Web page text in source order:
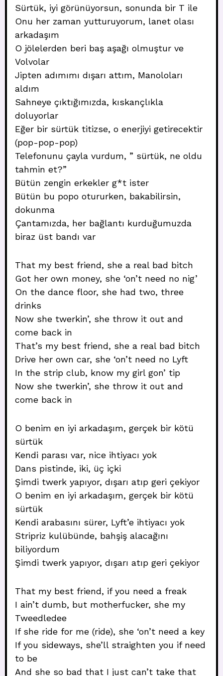
Sürtük, iyi görünüyorsun, sonunda bir T ile
Onu her zaman yutturuyorum, lanet olası
arkadaşım
O jölelerden beri baş aşağı olmuştur ve
Volvolar
Jipten adımımı dışarı attım, Manoloları
aldım
Sahneye çıktığımızda, kıskançlıkla
doluyorlar
Eğer bir sürtük titizse, o enerjiyi getirecektir
(pop-pop-pop)
Telefonunu çayla vurdum, ” sürtük, ne oldu
tahmin et?”
Bütün zengin erkekler g*t ister
Bütün bu popo otururken, bakabilirsin,
dokunma
Çantamızda, her bağlantı kurduğumuzda
biraz üst bandı var
That my best friend, she a real bad bitch
Got her own money, she ‘on’t need no nig’
On the dance floor, she had two, three
drinks
Now she twerkin’, she throw it out and
come back in
That’s my best friend, she a real bad bitch
Drive her own car, she ‘on’t need no Lyft
In the strip club, know my girl gon’ tip
Now she twerkin’, she throw it out and
come back in
O benim en iyi arkadaşım, gerçek bir kötü
sürtük
Kendi parası var, nice ihtiyacı yok
Dans pistinde, iki, üç içki
Şimdi twerk yapıyor, dışarı atıp geri çekiyor
O benim en iyi arkadaşım, gerçek bir kötü
sürtük
Kendi arabasını sürer, Lyft’e ihtiyacı yok
Stripriz kulübünde, bahşiş alacağını
biliyordum
Şimdi twerk yapıyor, dışarı atıp geri çekiyor
That my best friend, if you need a freak
I ain’t dumb, but motherfucker, she my
Tweedledee
If she ride for me (ride), she ‘on’t need a key
If you sideways, she’ll straighten you if need
to be
And she so bad that I just can’t take that